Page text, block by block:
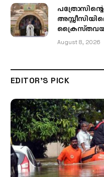
പത്രോസിന്റെ
August 8, 2026
EDITOR'S PICK